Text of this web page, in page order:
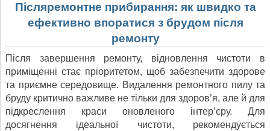
Післяремонтне прибирання: як швидко та
ефективно впоратися з брудом після
ремонту
Після завершення ремонту, відновлення чистоти в
приміщенні стає пріоритетом, щоб забезпечити здорове
та приємне середовище. Видалення ремонтного пилу та
бруду критично важливе не тільки для здоров’я, але й для
підкреслення краси оновленого інтер’єру. Для
досягнення ідеальної чистоти, рекомендується